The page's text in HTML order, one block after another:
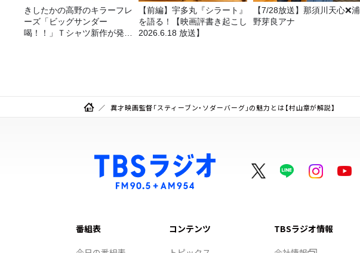
きしたかの高野のキラーフレ
ーズ「ビッグサンダー
喝！！」Ｔシャツ新作が発売
【前編】宇多丸『シラート』
を語る！【映画評書き起こし
2026.6.18 放送】
【7/28放送】那須川天心❌浦
野芽良アナ
異才映画監督「スティーブン・ソダーバーグ」の魅力とは【村山章が解説】
番組表
コンテンツ
TBSラジオ情報